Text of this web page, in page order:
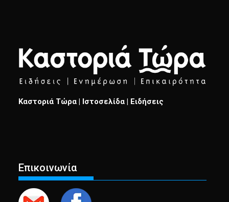
Καστοριά Τώρα | Ιστοσελίδα | Ειδήσεις
Επικοινωνία